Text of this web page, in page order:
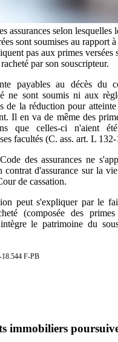
assurances selon lesquelles
sont soumises au rapport
pas aux primes versées
par son souscripteur.
payables au décès du
ne sont soumis ni aux
de la réduction pour
Il en va de même des
que celles-ci n'aient été
facultés (C. ass. art. L
des assurances ne
contrat d'assurance sur la
de cassation.
peut s'expliquer par le
(composée des
le patrimoine du
18.544 F-PB
immobiliers